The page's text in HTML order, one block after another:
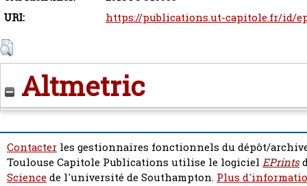
URI:
https://publications.ut-capitole.fr/id/
Altmetric
Contacter les gestionnaires fonctionnels du dépôt/
Toulouse Capitole Publications utilise le logiciel EPrints
Sciencede l'université de Southampton. Plus